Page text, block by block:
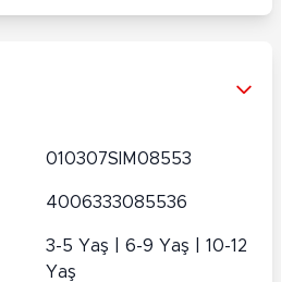
010307SIM08553
4006333085536
3-5 Yaş | 6-9 Yaş | 10-12
Yaş